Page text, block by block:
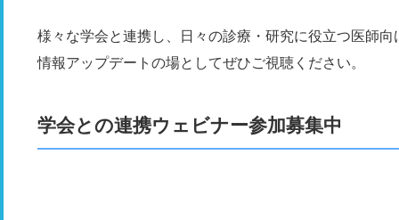
様々な学会と連携し、日々の診療・研究に役立つ医師
情報アップデートの場としてぜひご視聴ください。
学会との連携ウェビナー参加募集中